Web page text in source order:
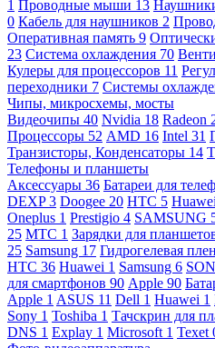
1 Проводные мыши 13
0 Кабель для наушников 2
Оперативная память 9
23 Система охлаждения 70
Кулеры для процессоров 11
переходники 7 Системы
Чипы, микросхемы, мосты
Видеочипы 40 Nvidia 18 Radeon
Процессоры 52 AMD 16 Intel 31
Транзисторы, Конденсаторы 14
Телефоны и планшеты
Аксессуары 36 Батареи для
DEXP3 Doogee 20 HTC 5 Huawei
Oneplus 1 Prestigio 4 SAMSUNG
25 МТС 1 Зарядки для
25 Samsung 17 Гидрогелевая
HTC 36 Huawei 1 Samsung 6
для смартфонов 90 Apple 90
Apple 1 ASUS 11 Dell 1 Huawei 1
Sony 1 Toshiba 1 Тачскрин для
DNS 1 Explay 1 Microsoft 1 Texet